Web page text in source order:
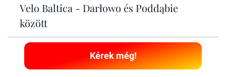
Velo Baltica - Darłowo és Poddąbie
között
Kérek még!